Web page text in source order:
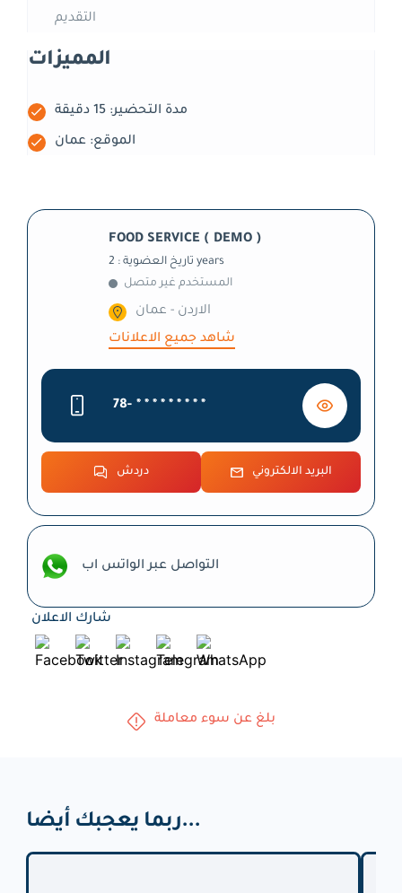
التقديم
المميزات
مدة التحضير: 15 دقيقة
الموقع: عمان
FOOD SERVICE ( DEMO )
تاريخ العضوية : 2 years
المستخدم غير متصل
الاردن - عمان
شاهد جميع الاعلانات
78- * * * * * * * * *
دردش البريد الالكتروني
التواصل عبر الواتس اب
شارك الاعلان
بلغ عن سوء معاملة
ربما يعجبك أيضا...